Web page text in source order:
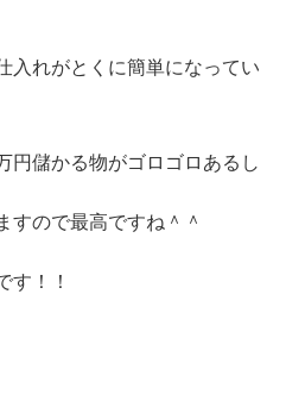
入れがとくに簡単になってい
円儲かる物がゴロゴロあるし
すので最高ですね＾＾
す！！